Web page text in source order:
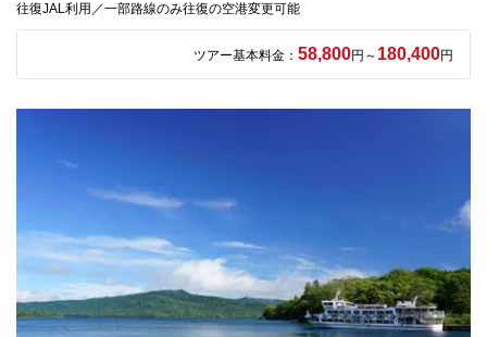
往復JAL利用／一部路線のみ往復の空港変更可能
ツアー基本料金： 58,800円～ 180,400円